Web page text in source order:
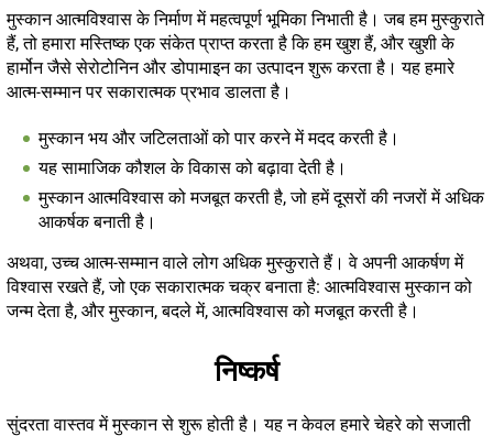
मुस्कान आत्मविश्वास के निर्माण में महत्वपूर्ण भूमिका निभाती है। जब हम मुस्कुराते
हैं, तो हमारा मस्तिष्क एक संकेत प्राप्त करता है कि हम खुश हैं, और खुशी के
हार्मोन जैसे सेरोटोनिन और डोपामाइन का उत्पादन शुरू करता है। यह हमारे
आत्म-सम्मान पर सकारात्मक प्रभाव डालता है।
मुस्कान भय और जटिलताओं को पार करने में मदद करती है।
यह सामाजिक कौशल के विकास को बढ़ावा देती है।
मुस्कान आत्मविश्वास को मजबूत करती है, जो हमें दूसरों की नजरों में अधिक
आकर्षक बनाती है।
अथवा, उच्च आत्म-सम्मान वाले लोग अधिक मुस्कुराते हैं। वे अपनी आकर्षण में
विश्वास रखते हैं, जो एक सकारात्मक चक्र बनाता है: आत्मविश्वास मुस्कान को
जन्म देता है, और मुस्कान, बदले में, आत्मविश्वास को मजबूत करती है।
निष्कर्ष
सुंदरता वास्तव में मुस्कान से शुरू होती है। यह न केवल हमारे चेहरे को सजाती